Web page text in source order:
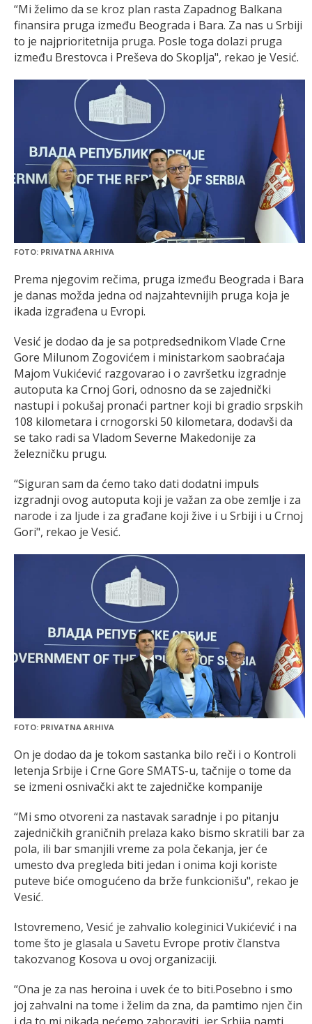
“Mi želimo da se kroz plan rasta Zapadnog Balkana
finansira pruga između Beograda i Bara. Za nas u Srbiji
to je najprioritetnija pruga. Posle toga dolazi pruga
između Brestovca i Preševa do Skoplja", rekao je Vesić.
FOTO: PRIVATNA ARHIVA
Prema njegovim rečima, pruga između Beograda i Bara
je danas možda jedna od najzahtevnijih pruga koja je
ikada izgrađena u Evropi.
Vesić je dodao da je sa potpredsednikom Vlade Crne
Gore Milunom Zogovićem i ministarkom saobraćaja
Majom Vukićević razgovarao i o završetku izgradnje
autoputa ka Crnoj Gori, odnosno da se zajednički
nastupi i pokušaj pronaći partner koji bi gradio srpskih
108 kilometara i crnogorski 50 kilometara, dodavši da
se tako radi sa Vladom Severne Makedonije za
železničku prugu.
“Siguran sam da ćemo tako dati dodatni impuls
izgradnji ovog autoputa koji je važan za obe zemlje i za
narode i za ljude i za građane koji žive i u Srbiji i u Crnoj
Gori", rekao je Vesić.
FOTO: PRIVATNA ARHIVA
On je dodao da je tokom sastanka bilo reči i o Kontroli
letenja Srbije i Crne Gore SMATS-u, tačnije o tome da
se izmeni osnivački akt te zajedničke kompanije
“Mi smo otvoreni za nastavak saradnje i po pitanju
zajedničkih graničnih prelaza kako bismo skratili bar za
pola, ili bar smanjili vreme za pola čekanja, jer će
umesto dva pregleda biti jedan i onima koji koriste
puteve biće omogućeno da brže funkcionišu", rekao je
Vesić.
Istovremeno, Vesić je zahvalio koleginici Vukićević i na
tome što je glasala u Savetu Evrope protiv članstva
takozvanog Kosova u ovoj organizaciji.
“Ona je za nas heroina i uvek će to biti.Posebno i smo
joj zahvalni na tome i želim da zna, da pamtimo njen čin